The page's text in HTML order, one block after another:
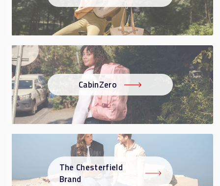
CabinZero
The Chesterfield
Brand